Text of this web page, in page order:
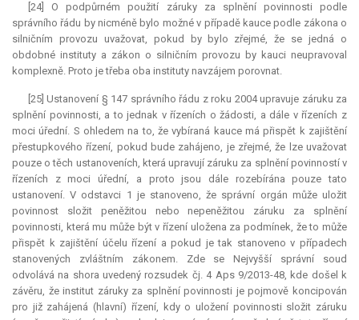
[24] O podpůrném použití záruky za splnění povinnosti podle
správního řádu by nicméně bylo možné v případě kaucepodle zákona o
silničním provozu uvažovat, pokud by bylo zřejmé, že se jedná o
obdobné instituty a zákon o silničním provozu by kauci neupravoval
komplexně. Proto je třeba oba instituty navzájem porovnat.
[25] Ustanovení § 147 správního řádu z roku 2004 upravuje záruku za
splnění povinnosti, a to jednak v řízeních o žádosti, a dále v řízeních z
moci úřední. S ohledem na to, že vybíraná kaucemá přispět k zajištění
přestupkového řízení, pokud bude zahájeno, je zřejmé, že lze uvažovat
pouze o těch ustanoveních, která upravují záruku za splnění povinností v
řízeních z moci úřední, a proto jsou dále rozebírána pouze tato
ustanovení. V odstavci 1 je stanoveno, že správní orgán může uložit
povinnost složit peněžitou nebo nepeněžitou záruku za splnění
povinnosti, která mu může být v řízení uložena za podmínek, že to může
přispět k zajištění účelu řízení a pokud je tak stanoveno v případech
stanovených zvláštním zákonem. Zde se Nejvyšší správní soud
odvolává na shora uvedený rozsudek čj. 4 Aps 9/2013-48, kde došel k
závěru, že institut záruky za splnění povinnosti je pojmově koncipován
pro již zahájená (hlavní) řízení, kdy o uložení povinnosti složit záruku